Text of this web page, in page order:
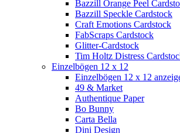
Bazzill Orange Peel
Bazzill Speckle Cardstock
Craft Emotions Cardstock
FabScraps Cardstock
Glitter-Cardstock
Tim Holtz Distress
Einzelbögen 12 x 12
Einzelbögen 12 x 12
49 & Market
Authentique Paper
Bo Bunny
Carta Bella
Dini Design